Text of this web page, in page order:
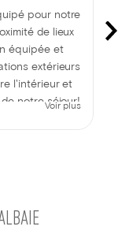
pour notre
de lieux
équipée et
extérieurs
l'intérieur et
notre séjour!
Voir plus